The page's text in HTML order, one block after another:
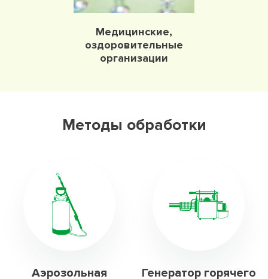
Медицинские,
оздоровительные
организации
Методы обработки
Аэрозольная
Генератор горячего